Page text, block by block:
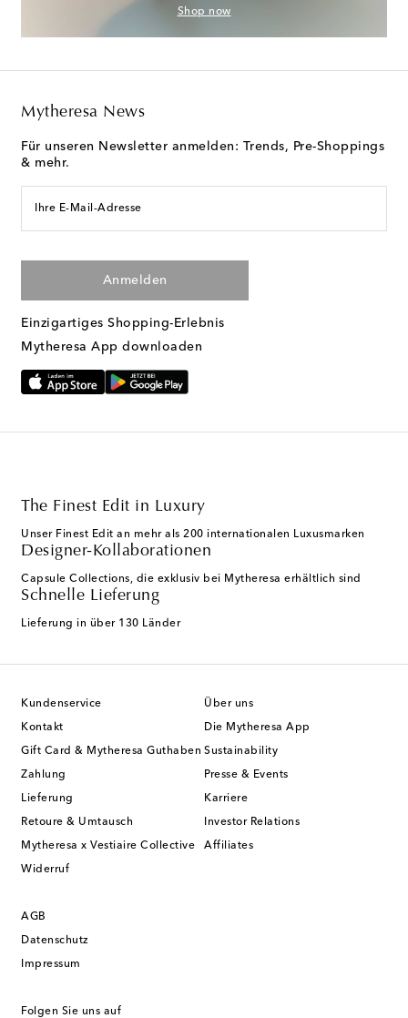
Shop now
Mytheresa News
Für unseren Newsletter anmelden: Trends, Pre-Shoppings
& mehr.
Ihre E-Mail-Adresse
Anmelden
Einzigartiges Shopping-Erlebnis
Mytheresa App downloaden
The Finest Edit in Luxury
Unser Finest Edit an mehr als 200 internationalen Luxusmarken
Designer-Kollaborationen
Capsule Collections, die exklusiv bei Mytheresa erhältlich sind
Schnelle Lieferung
Lieferung in über 130 Länder
Kundenservice
Kontakt
Gift Card & Mytheresa Guthaben
Zahlung
Lieferung
Retoure & Umtausch
Mytheresa x Vestiaire Collective
Widerruf
Über uns
Die Mytheresa App
Sustainability
Presse & Events
Karriere
Investor Relations
Affiliates
AGB
Datenschutz
Impressum
Folgen Sie uns auf